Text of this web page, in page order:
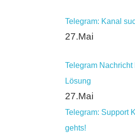
Telegram: Kanal
27.Mai
Telegram Nachricht
Lösung
27.Mai
Telegram: Support
gehts!